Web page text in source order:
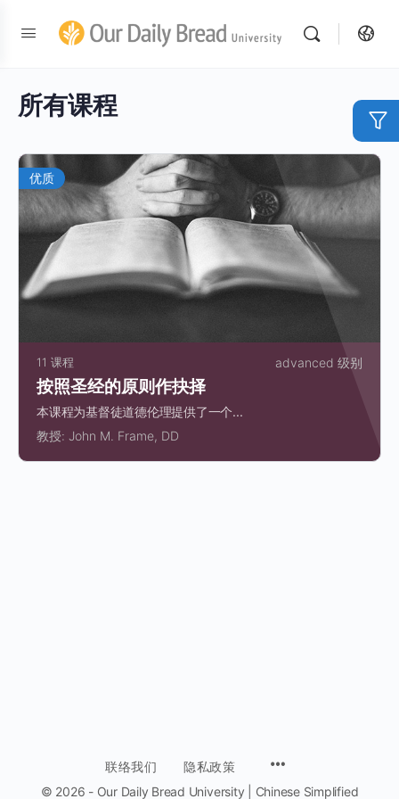
所有课程
优质
11 课程 advanced 级别
按照圣经的原则作抉择
本课程为基督徒道德伦理提供了一个...
教授: John M. Frame, DD
联络我们 隐私政策
© 2026 - Our Daily Bread University | Chinese Simplified